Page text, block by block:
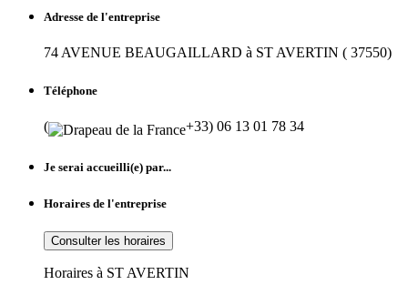
Adresse de l'entreprise
74 AVENUE BEAUGAILLARD à ST AVERTIN ( 37550)
Téléphone
( +33) 06 13 01 78 34
Je serai accueilli(e) par...
Horaires de l'entreprise
Consulter les horaires
Horaires à ST AVERTIN